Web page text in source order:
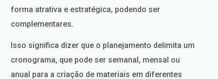
forma atrativa e estratégica, podendo ser
complementares.
Isso significa dizer que o planejamento delimita um
cronograma, que pode ser semanal, mensal ou
anual para a criação de materiais em diferentes